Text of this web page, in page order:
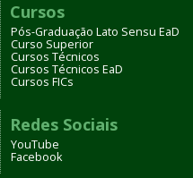
Cursos
Pós-Graduação Lato Sensu EaD
Curso Superior
Cursos Técnicos
Cursos Técnicos EaD
Cursos FICs
Redes Sociais
YouTube
Facebook